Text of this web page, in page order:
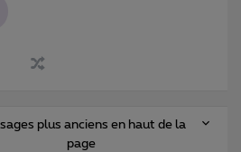
plus anciens en haut de la
page